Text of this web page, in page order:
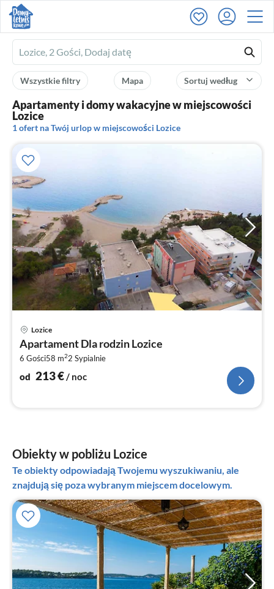
Ferienhausmiete
logo
Sortuj według
Mapa
Wszystkie filtry
Apartamenty i domy wakacyjne w miejscowości
Lozice
1 ofert na Twój urlop w miejscowości Lozice
Lozice
Apartament Dla rodzin Lozice
6 Gości58 m22 Sypialnie
od 213€/ noc
Obiekty w pobliżu Lozice
Te obiekty odpowiadają Twojemu wyszukiwaniu, ale
znajdują się poza wybranym miejscem docelowym.